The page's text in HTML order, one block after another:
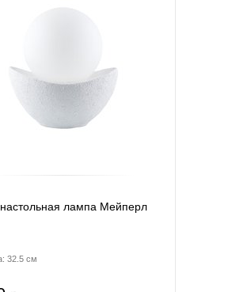
лампа Мейперл
32.5 см